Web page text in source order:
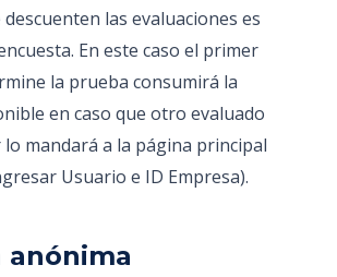
las evaluaciones es
En este caso el primer
la prueba consumirá la
en caso que otro evaluado
mandará a la página principal
Usuario e ID Empresa).
anónima